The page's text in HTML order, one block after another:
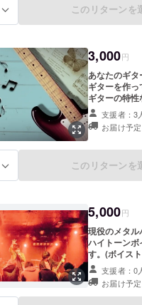
このリターンを
3,000円
あなたのギタ
ギターを作
ギターの特
あなたのギタ
す！ 場所は
１時間ほどを
に触れたこと
ジュール調
ので、
メールを受
ます。 ※スケ
いかない場合
る場合がござ
い。 ※ご自身
交通費また
支援者：3
お届け予
このリターンを
5,000円
現役のメタ
ハイトーンボ
す。(ボイストレ
で東京都山手
オケにて、2
イトーンボイ
せていただきます。 【
支援者：0
お届け予